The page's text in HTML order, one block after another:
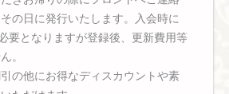
の日に発行いたします。入会時に
要となりますが登録後、更新費用等
。
の他にお得なディスカウントや素